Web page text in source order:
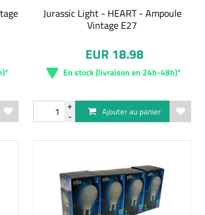
Jurassic Light - HEART - Ampoule
Vintage E27
EUR 18.98
En stock (livraison en 24h-48h)*
Ajouter au panier